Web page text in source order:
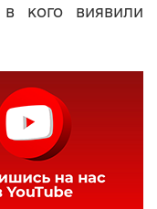
кого виявили